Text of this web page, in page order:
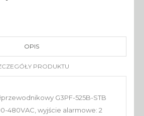
OPIS
PRODUKTU
G3PF-525B-STB
480VAC, wyjście alarmowe: 2